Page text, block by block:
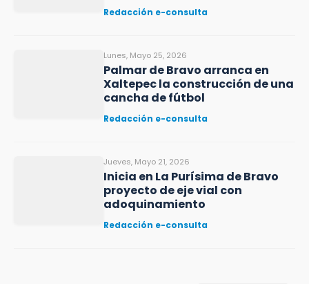
Redacción e-consulta
Lunes, Mayo 25, 2026
Palmar de Bravo arranca en
Xaltepec la construcción de una
cancha de fútbol
Redacción e-consulta
Jueves, Mayo 21, 2026
Inicia en La Purísima de Bravo
proyecto de eje vial con
adoquinamiento
Redacción e-consulta